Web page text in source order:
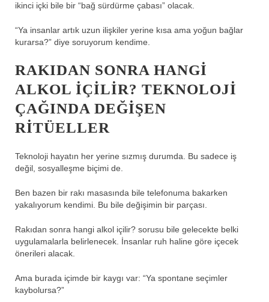
ikinci içki bile bir “bağ sürdürme çabası” olacak.
“Ya insanlar artık uzun ilişkiler yerine kısa ama yoğun bağlar
kurarsa?” diye soruyorum kendime.
RAKIDAN SONRA HANGI
ALKOL IÇILIR? TEKNOLOJI
ÇAĞINDA DEĞIŞEN
RITÜELLER
Teknoloji hayatın her yerine sızmış durumda. Bu sadece iş
değil, sosyalleşme biçimi de.
Ben bazen bir rakı masasında bile telefonuma bakarken
yakalıyorum kendimi. Bu bile değişimin bir parçası.
Rakıdan sonra hangi alkol içilir? sorusu bile gelecekte belki
uygulamalarla belirlenecek. İnsanlar ruh haline göre içecek
önerileri alacak.
Ama burada içimde bir kaygı var: “Ya spontane seçimler
kaybolursa?”